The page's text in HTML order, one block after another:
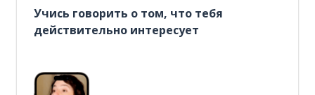
Учись говорить о том, что тебя
действительно интересует